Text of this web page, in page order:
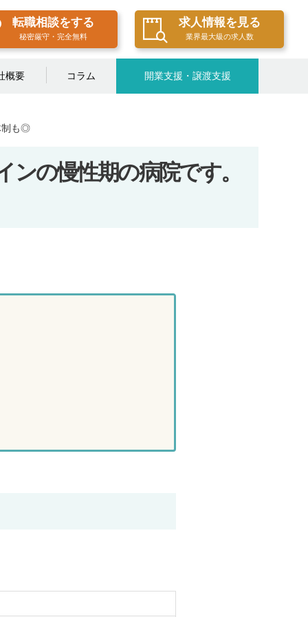
転職相談をする
秘密厳守・完全無料
求人情報を見る
業界最大級の求人数
概要 コラム 開業支援・譲渡支援
制も◎
の慢性期の病院です。